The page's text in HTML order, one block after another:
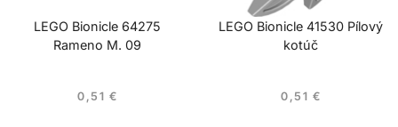
LEGO Bionicle 64275
Rameno M. 09
0,51 €
LEGO Bionicle 41530 Pílový
kotúč
0,51 €